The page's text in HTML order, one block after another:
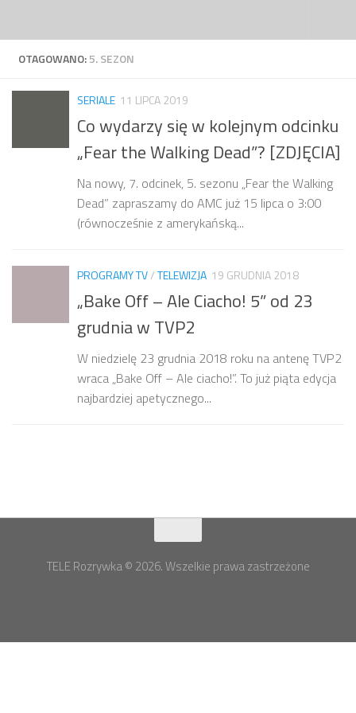
OTAGOWANO:5. SEZON
SERIALE 11 LIPCA 2019
Co wydarzy się w kolejnym odcinku
„Fear the Walking Dead”? [ZDJĘCIA]
Na nowy, 7. odcinek, 5. sezonu „Fear the Walking
Dead” zapraszamy do AMC już 15 lipca o 3:00
(równocześnie z amerykańską...
PROGRAMY TV/TELEWIZJA 19 GRUDNIA 2018
„Bake Off – Ale Ciacho! 5” od 23
grudnia w TVP2
W niedzielę 23 grudnia 2018 roku na antenę TVP2
wraca „Bake Off – Ale ciacho!”. To już piąta edycja
najbardziej apetycznego...
TELE Rozrywka © 2026. Wszelkie prawa zastrzeżone